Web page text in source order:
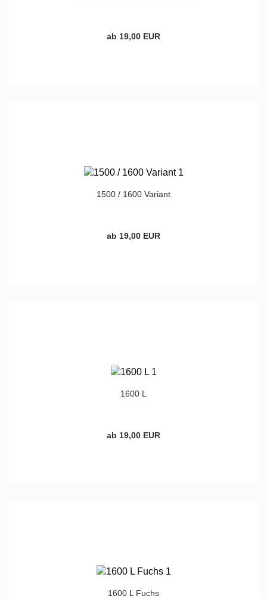
ab 19,00 EUR
1500 / 1600 Variant
ab 19,00 EUR
1600 L
ab 19,00 EUR
1600 L Fuchs